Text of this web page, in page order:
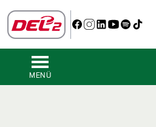
MENÜ